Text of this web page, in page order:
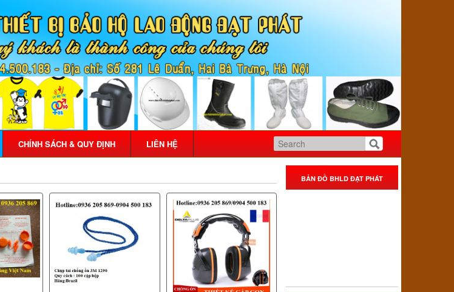
CHÍNH SÁCH & QUY ĐỊNH LIÊN HỆ
BẢN ĐỒ BHLD ĐẠT PHÁT